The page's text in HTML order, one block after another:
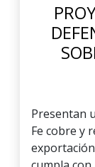
Presentan
Fe cobre y